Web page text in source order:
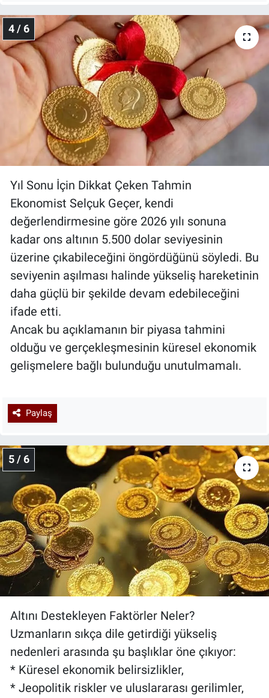
4 / 6
Yıl Sonu İçin Dikkat Çeken Tahmin
Ekonomist Selçuk Geçer, kendi
değerlendirmesine göre 2026 yılı sonuna
kadar ons altının 5.500 dolar seviyesinin
üzerine çıkabileceğini öngördüğünü söyledi. Bu
seviyenin aşılması halinde yükseliş hareketinin
daha güçlü bir şekilde devam edebileceğini
ifade etti.
Ancak bu açıklamanın bir piyasa tahmini
olduğu ve gerçekleşmesinin küresel ekonomik
gelişmelere bağlı bulunduğu unutulmamalı.
Paylaş
5 / 6
Altını Destekleyen Faktörler Neler?
Uzmanların sıkça dile getirdiği yükseliş
nedenleri arasında şu başlıklar öne çıkıyor:
* Küresel ekonomik belirsizlikler,
* Jeopolitik riskler ve uluslararası gerilimler,